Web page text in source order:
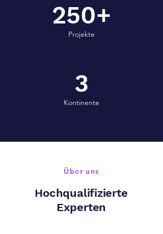
250+
Projekte
3
Kontinente
Über uns
Hochqualifizierte
Experten